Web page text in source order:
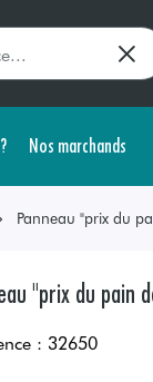
Nos marchands
Panneau "prix du
"prix du pain
: 32650